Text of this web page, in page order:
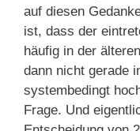
auf diesen
ist, dass der
häufig in der
dann nicht gerade
systembedingt
Frage. Und